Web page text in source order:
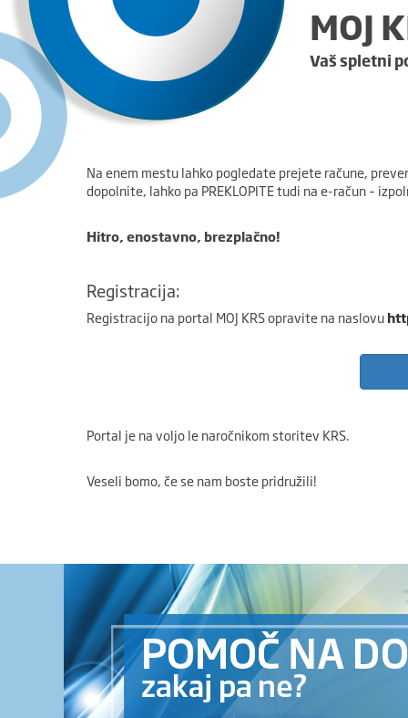
MOJ
Vaš spletni
Na enem mestu lahko pogledate prejete račune,
dopolnite, lahko pa PREKLOPITE tudi na e-račun –
Hitro, enostavno, brezplačno!
Registracija:
Registracijo na portal MOJ KRS opravite na naslovu
Portal je na voljo le naročnikom storitev KRS.
Veseli bomo, če se nam boste pridružili!